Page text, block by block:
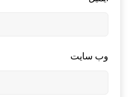
وب‌ سایت